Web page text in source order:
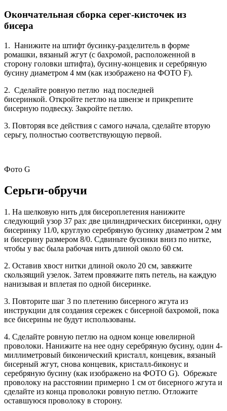
Окончательная сборка серег-кисточек из
бисера
1. Нанижите на штифт бусинку-разделитель в форме
ромашки, вязаный жгут (с бахромой, расположенной в
сторону головки штифта), бусину-концевик и серебряную
бусину диаметром 4 мм (как изображено на ФОТО F).
2. Сделайте ровную петлю над последней
бисеринкой. Откройте петлю на швензе и прикрепите
бисерную подвеску. Закройте петлю.
3. Повторяя все действия с самого начала, сделайте вторую
серьгу, полностью соответствующую первой.
Фото G
Серьги-обручи
1. На шелковую нить для бисероплетения нанижите
следующий узор 37 раз: две цилиндрических бисеринки, одну
бисеринку 11/0, круглую серебряную бусинку диаметром 2 мм
и бисерину размером 8/0. Сдвиньте бусинки вниз по нитке,
чтобы у вас была рабочая нить длиной около 60 см.
2. Оставив хвост нитки длиной около 20 см, завяжите
скользящий узелок. Затем провяжите пять петель, на каждую
нанизывая и вплетая по одной бисеринке.
3. Повторите шаг 3 по плетению бисерного жгута из
инструкции для создания сережек с бисерной бахромой, пока
все бисерины не будут использованы.
4. Сделайте ровную петлю на одном конце ювелирной
проволоки. Нанижите на нее одну серебряную бусину, один 4-
миллиметровый биконический кристалл, концевик, вязаный
бисерный жгут, снова концевик, кристалл-биконус и
серебряную бусину (как изображено на ФОТО G). Обрежьте
проволоку на расстоянии примерно 1 см от бисерного жгута и
сделайте из конца проволоки ровную петлю. Отложите
оставшуюся проволоку в сторону.